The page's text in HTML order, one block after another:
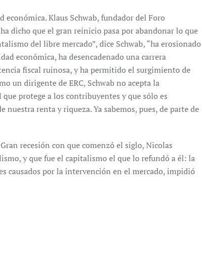
Klaus Schwab, fundador del Foro
dicho que el gran reinicio pasa por abandonar lo que
del libre mercado”, dice Schwab, “ha erosionado
económica, ha desencadenado una carrera
fiscal ruinosa, y ha permitido el surgimiento de
un dirigente de ERC, Schwab no acepta la
protege a los contribuyentes y que sólo es
nuestra renta y riqueza. Ya sabemos, pues, de parte de
recesión con que comenzó el siglo, Nicolas
y que fue el capitalismo el que lo refundó a él: la
causados por la intervención en el mercado, impidió